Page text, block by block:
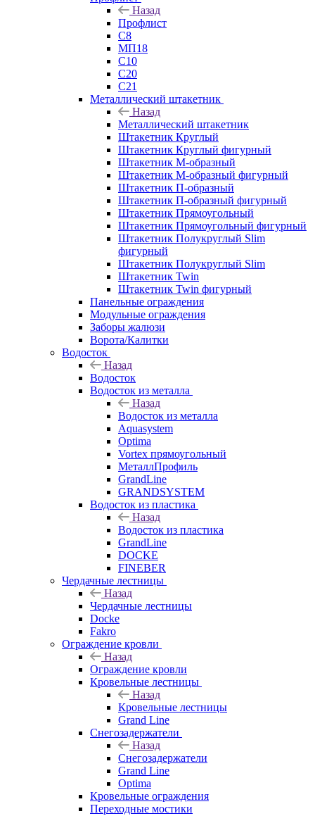
Назад
Профлист
С8
МП18
С10
С20
С21
Металлический штакетник
Назад
Металлический штакетник
Штакетник Круглый
Штакетник Круглый фигурный
Штакетник М-образный
Штакетник М-образный фигурный
Штакетник П-образный
Штакетник П-образный фигурный
Штакетник Прямоугольный
Штакетник Прямоугольный фигурный
Штакетник Полукруглый Slim
фигурный
Штакетник Полукруглый Slim
Штакетник Twin
Штакетник Twin фигурный
Панельные ограждения
Модульные ограждения
Заборы жалюзи
Ворота/Калитки
Водосток
Назад
Водосток
Водосток из металла
Назад
Водосток из металла
Aquasystem
Optima
Vortex прямоугольный
МеталлПрофиль
GrandLine
GRANDSYSTEM
Водосток из пластика
Назад
Водосток из пластика
GrandLine
DOCKE
FINEBER
Чердачные лестницы
Назад
Чердачные лестницы
Docke
Fakro
Ограждение кровли
Назад
Ограждение кровли
Кровельные лестницы
Назад
Кровельные лестницы
Grand Line
Снегозадержатели
Назад
Снегозадержатели
Grand Line
Optima
Кровельные ограждения
Переходные мостики